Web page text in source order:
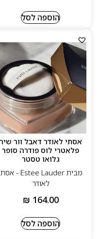
הוספה לסל
אסתי לאודר דאבל וור שיר
פלאטרי לוס פודרה סופר
גלואו טסטר
מבית Estee Lauder - אסתי
לאודר
₪ 164.00
הוספה לסל